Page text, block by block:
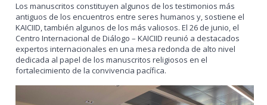
Los manuscritos constituyen algunos de los testimonios más
antiguos de los encuentros entre seres humanos y, sostiene el
KAICIID, también algunos de los más valiosos. El 26 de junio, el
Centro Internacional de Diálogo – KAICIID reunió a destacados
expertos internacionales en una mesa redonda de alto nivel
dedicada al papel de los manuscritos religiosos en el
fortalecimiento de la convivencia pacífica.